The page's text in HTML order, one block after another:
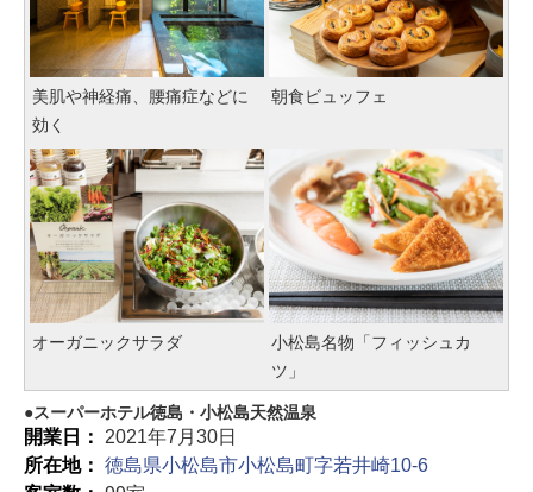
美肌や神経痛、腰痛症などに
効く
朝食ビュッフェ
オーガニックサラダ
小松島名物「フィッシュカ
ツ」
スーパーホテル徳島・小松島天然温泉
開業日： 2021年7月30日
所在地： 徳島県小松島市小松島町字若井崎10-6